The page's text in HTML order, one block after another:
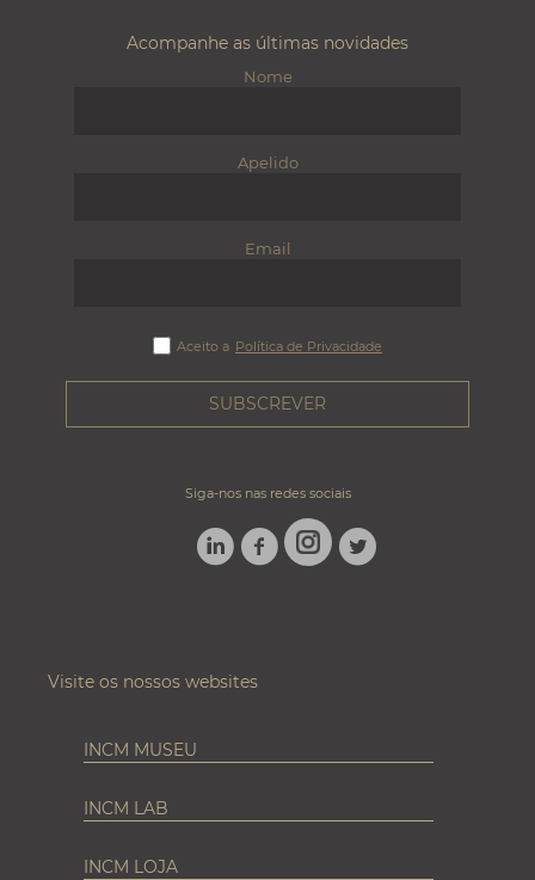
Acompanhe as últimas novidades
Nome
Apelido
Email
Aceito a Política de Privacidade
Siga-nos nas redes sociais
LINKEDINFACEBOOK
INSTAGRAM
TWITTER
Visite os nossos websites
INCM MUSEU
INCM LAB
INCM LOJA